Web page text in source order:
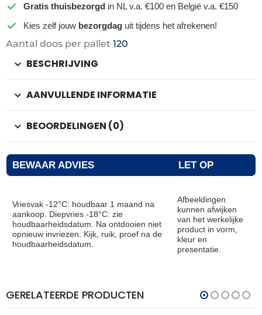
Gratis thuisbezorgd in NL v.a. €100 en België v.a. €150
Kies zelf jouw bezorgdag uit tijdens het afrekenen!
Aantal doos per pallet 120
BESCHRIJVING
AANVULLENDE INFORMATIE
BEOORDELINGEN (0)
BEWAAR ADVIES LET OP
Vriesvak -12°C: houdbaar 1 maand na
aankoop. Diepvries -18°C: zie
houdbaarheidsdatum. Na ontdooien niet
opnieuw invriezen. Kijk, ruik, proef na de
houdbaarheidsdatum.
Afbeeldingen
kunnen afwijken
van het werkelijke
product in vorm,
kleur en
presentatie.
GERELATEERDE PRODUCTEN
THT:
14-